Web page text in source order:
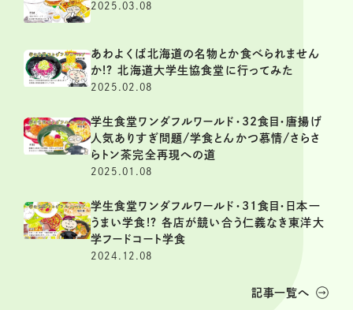
2025.03.08
あわよくば北海道の名物とか食べられません
か!? 北海道大学生協食堂に行ってみた
2025.02.08
学生食堂ワンダフルワールド・32食目・唐揚げ
人気ありすぎ問題/学食とんかつ慕情/さらさ
らトン茶完全再現への道
2025.01.08
学生食堂ワンダフルワールド・31食目・日本一
うまい学食!? 各店が競い合う仁義なき東洋大
学フードコート学食
2024.12.08
記事一覧へ